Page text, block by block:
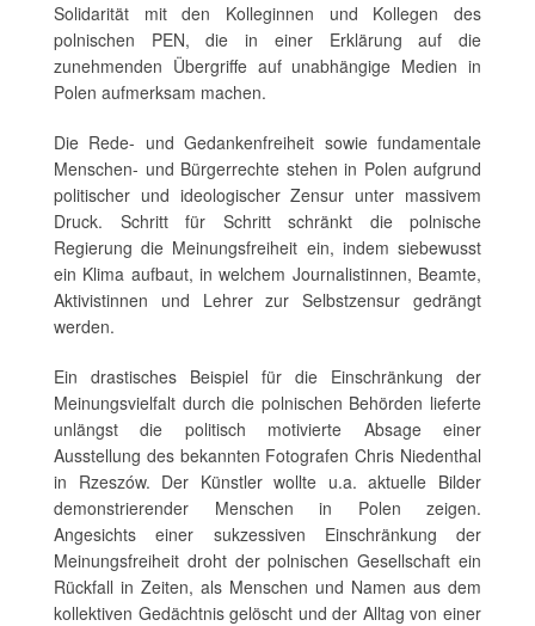
Solidarität mit den Kolleginnen und Kollegen des
polnischen PEN, die in einer Erklärung auf die
zunehmenden Übergriffe auf unabhängige Medien in
Polen aufmerksam machen.
Die Rede- und Gedankenfreiheit sowie fundamentale
Menschen- und Bürgerrechte stehen in Polen aufgrund
politischer und ideologischer Zensur unter massivem
Druck. Schritt für Schritt schränkt die polnische
Regierung die Meinungsfreiheit ein, indem siebewusst
ein Klima aufbaut, in welchem Journalistinnen, Beamte,
Aktivistinnen und Lehrer zur Selbstzensur gedrängt
werden.
Ein drastisches Beispiel für die Einschränkung der
Meinungsvielfalt durch die polnischen Behörden lieferte
unlängst die politisch motivierte Absage einer
Ausstellung des bekannten Fotografen Chris Niedenthal
in Rzeszów. Der Künstler wollte u.a. aktuelle Bilder
demonstrierender Menschen in Polen zeigen.
Angesichts einer sukzessiven Einschränkung der
Meinungsfreiheit droht der polnischen Gesellschaft ein
Rückfall in Zeiten, als Menschen und Namen aus dem
kollektiven Gedächtnis gelöscht und der Alltag von einer